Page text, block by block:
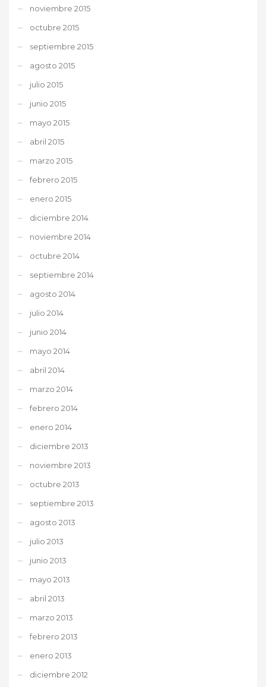
noviembre 2015
octubre 2015
septiembre 2015
agosto 2015
julio 2015
junio 2015
mayo 2015
abril 2015
marzo 2015
febrero 2015
enero 2015
diciembre 2014
noviembre 2014
octubre 2014
septiembre 2014
agosto 2014
julio 2014
junio 2014
mayo 2014
abril 2014
marzo 2014
febrero 2014
enero 2014
diciembre 2013
noviembre 2013
octubre 2013
septiembre 2013
agosto 2013
julio 2013
junio 2013
mayo 2013
abril 2013
marzo 2013
febrero 2013
enero 2013
diciembre 2012